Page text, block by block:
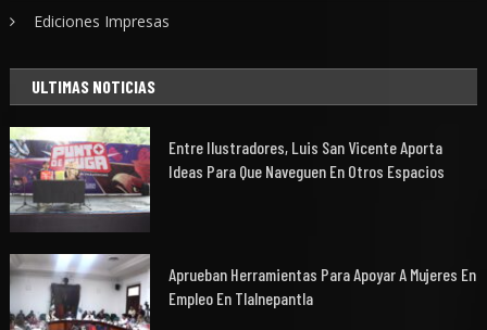
Ediciones Impresas
ULTIMAS NOTICIAS
Entre Ilustradores, Luis San Vicente Aporta
Ideas Para Que Naveguen En Otros Espacios
Aprueban Herramientas Para Apoyar A Mujeres En
Empleo En Tlalnepantla